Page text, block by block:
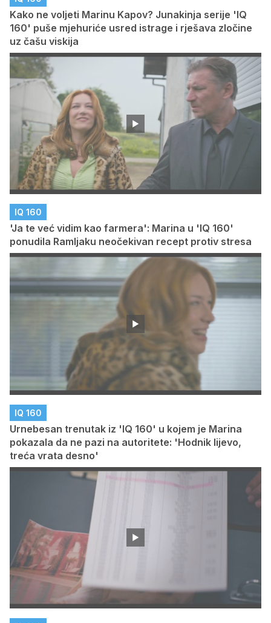
Kako ne voljeti Marinu Kapov? Junakinja serije 'IQ
160' puše mjehuriće usred istrage i rješava zločine
uz čašu viskija
IQ 160
'Ja te već vidim kao farmera': Marina u 'IQ 160'
ponudila Ramljaku neočekivan recept protiv stresa
IQ 160
Urnebesan trenutak iz 'IQ 160' u kojem je Marina
pokazala da ne pazi na autoritete: 'Hodnik lijevo,
treća vrata desno'